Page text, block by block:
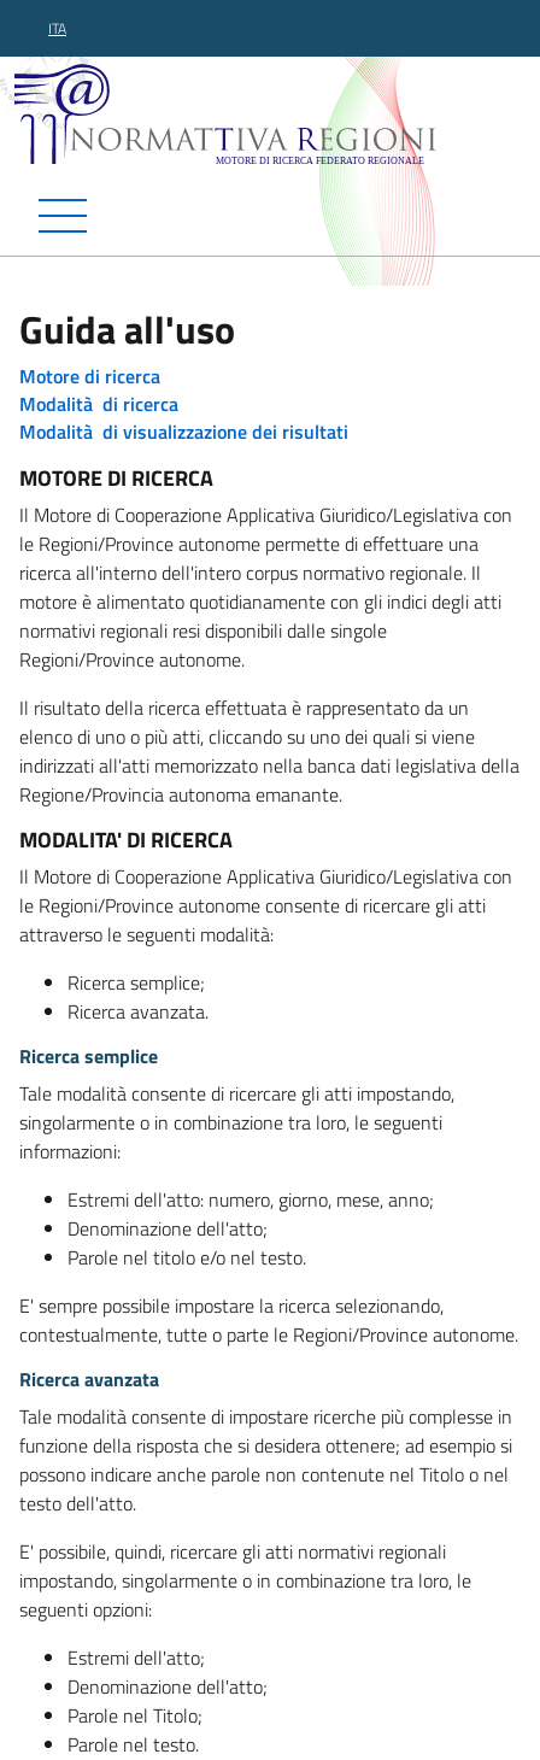
ITA
Normattiva Regioni -
Guida all'uso
Motore di ricerca
Modalità di ricerca
Modalità di visualizzazione dei risultati
MOTORE DI RICERCA
Il Motore di Cooperazione Applicativa Giuridico/Legislativa con
le Regioni/Province autonome permette di effettuare una
ricerca all'interno dell'intero corpus normativo regionale. Il
motore è alimentato quotidianamente con gli indici degli atti
normativi regionali resi disponibili dalle singole
Regioni/Province autonome.
Il risultato della ricerca effettuata è rappresentato da un
elenco di uno o più atti, cliccando su uno dei quali si viene
indirizzati all'atti memorizzato nella banca dati legislativa della
Regione/Provincia autonoma emanante.
MODALITA' DI RICERCA
Il Motore di Cooperazione Applicativa Giuridico/Legislativa con
le Regioni/Province autonome consente di ricercare gli atti
attraverso le seguenti modalità:
Ricerca semplice;
Ricerca avanzata.
Ricerca semplice
Tale modalità consente di ricercare gli atti impostando,
singolarmente o in combinazione tra loro, le seguenti
informazioni:
Estremi dell'atto: numero, giorno, mese, anno;
Denominazione dell'atto;
Parole nel titolo e/o nel testo.
E' sempre possibile impostare la ricerca selezionando,
contestualmente, tutte o parte le Regioni/Province autonome.
Ricerca avanzata
Tale modalità consente di impostare ricerche più complesse in
funzione della risposta che si desidera ottenere; ad esempio si
possono indicare anche parole non contenute nel Titolo o nel
testo dell'atto.
E' possibile, quindi, ricercare gli atti normativi regionali
impostando, singolarmente o in combinazione tra loro, le
seguenti opzioni:
Estremi dell'atto;
Denominazione dell'atto;
Parole nel Titolo;
Parole nel testo.